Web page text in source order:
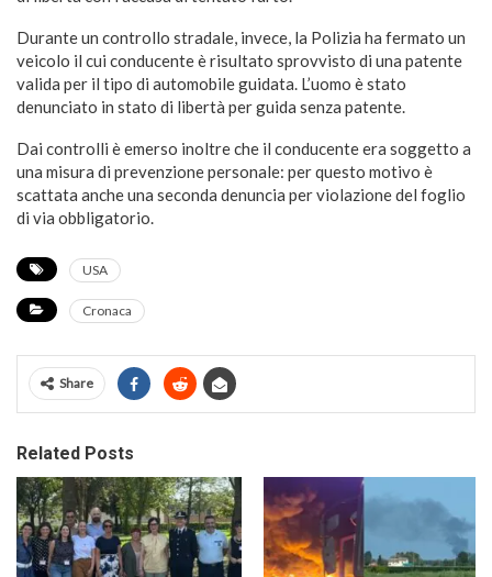
Durante un controllo stradale, invece, la Polizia ha fermato un
veicolo il cui conducente è risultato sprovvisto di una patente
valida per il tipo di automobile guidata. L’uomo è stato
denunciato in stato di libertà per guida senza patente.
Dai controlli è emerso inoltre che il conducente era soggetto a
una misura di prevenzione personale: per questo motivo è
scattata anche una seconda denuncia per violazione del foglio
di via obbligatorio.
USA
Cronaca
Share
Related Posts